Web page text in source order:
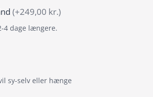
(+249,00 kr.)
4 dage længere.
sy-selv eller hænge